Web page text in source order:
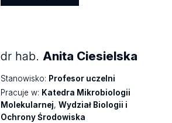
dr hab.Anita Ciesielska
Stanowisko: Profesor uczelni
Pracuje w: Katedra Mikrobiologii
Molekularnej,Wydział Biologii i
Ochrony Środowiska